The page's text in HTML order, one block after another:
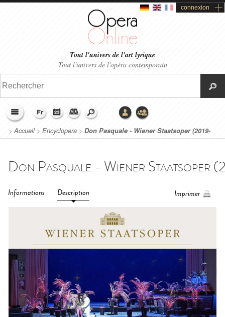
connexion
Tout l'univers de l'art lyrique
Tout l'univers de l'opéra contemporain
>Accueil> Encyclopera > Don Pasquale - Wiener Staatsoper (2019-
2020)
Informations Description Imprimer